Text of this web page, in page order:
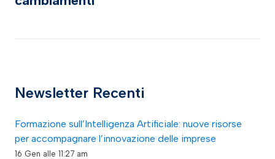
Newsletter Recenti
Formazione sull’Intelligenza Artificiale: nuove risorse
per accompagnare l’innovazione delle imprese
16 Gen alle 11:27 am